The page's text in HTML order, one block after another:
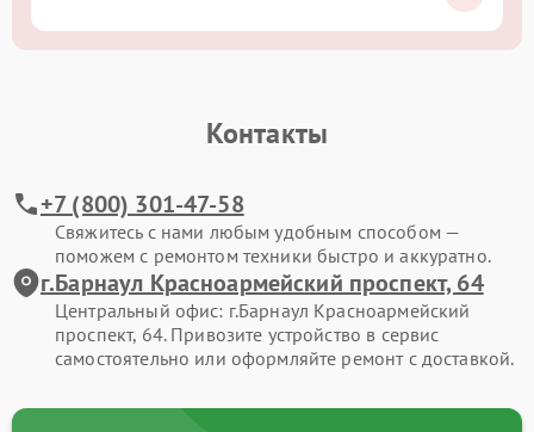
Контакты
+7 (800) 301-47-58
Свяжитесь с нами любым удобным способом —
поможем с ремонтом техники быстро и аккуратно.
г.Барнаул Красноармейский проспект, 64
Центральный офис: г.Барнаул Красноармейский
проспект, 64. Привозите устройство в сервис
самостоятельно или оформляйте ремонт с доставкой.